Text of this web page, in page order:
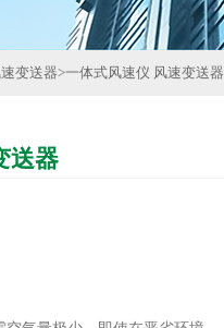
变送器>一体式风速仪 风速变送器
送器